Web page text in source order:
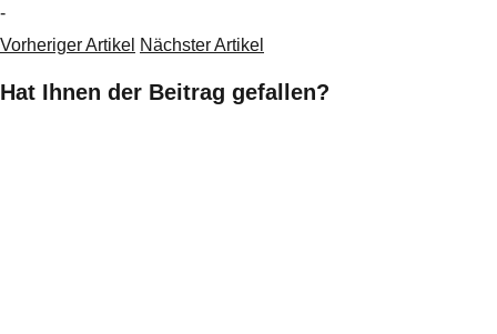
-
Vorheriger Artikel Nächster Artikel
Hat Ihnen der Beitrag gefallen?